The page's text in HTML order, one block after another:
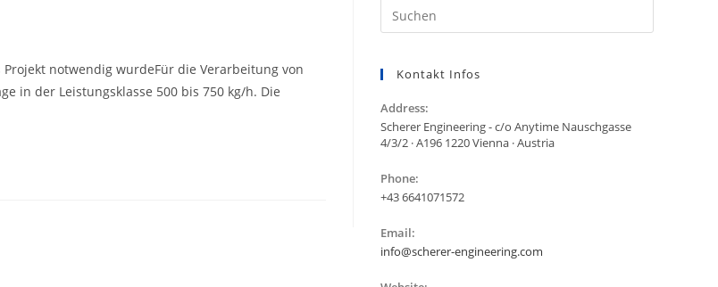
notwendig wurdeFür die Verarbeitung von
in der Leistungsklasse 500 bis 750 kg/h. Die
Kontakt Infos
Address:
Scherer Engineering - c/o Anytime Nauschgasse
4/3/2 · A196 1220 Vienna · Austria
Phone:
+43 6641071572
Email:
info@scherer-engineering.com